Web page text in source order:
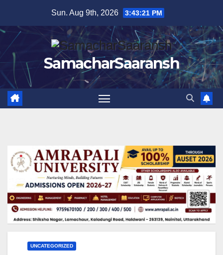
content
Sun. Aug 9th, 2026 3:43:22 PM
SamacharSaaransh
UNCATEGORIZED